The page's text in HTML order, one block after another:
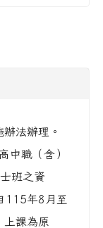
法辦理。
中職（含）
班之資
115年8月至
上課為原